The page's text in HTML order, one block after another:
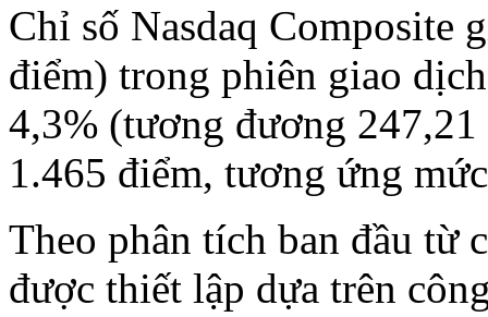
Chỉ số Nasdaq Composite
điểm) trong phiên giao
4,3% (tương đương
1.465 điểm, tương ứng
Theo phân tích ban đầu từ
được thiết lập dựa trên